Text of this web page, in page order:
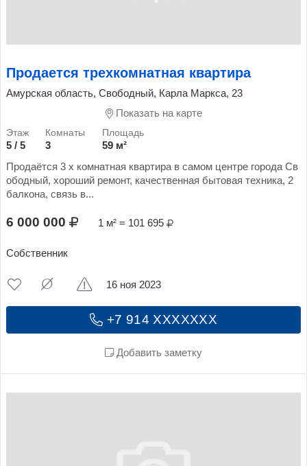
Продается трехкомнатная квартира
Амурская область, Свободный, Карла Маркса, 23
Показать на карте
5 / 5 3
59 м²
Продаётся 3 х комнатная квартира в самом центре города Св
ободный, хороший ремонт, качественная бытовая техника, 2
балкона, связь в...
6 000 000 1 м² = 101 695
Собственник
+7 914 XXXXXXX
Добавить заметку
16 ноя 2023